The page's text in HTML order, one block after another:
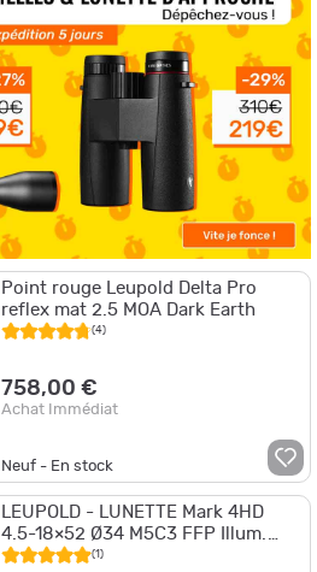
Point rouge Leupold Delta Pro
reflex mat 2.5 MOA Dark Earth
(4)
758,00 €
Achat Immédiat
Neuf - En stock
LEUPOLD - LUNETTE Mark 4HD
4.5-18×52 Ø34 M5C3 FFP Illum.
PR1-Mil
(1)